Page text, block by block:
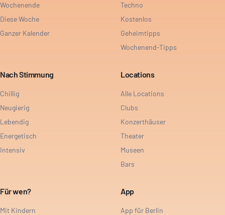
Wochenende
Diese Woche
Ganzer Kalender
Techno
Kostenlos
Geheimtipps
Wochenend-Tipps
Nach Stimmung
Chillig
Neugierig
Lebendig
Energetisch
Intensiv
Locations
Alle Locations
Clubs
Konzerthäuser
Theater
Museen
Bars
Für wen?
Mit Kindern
App
App für Berlin